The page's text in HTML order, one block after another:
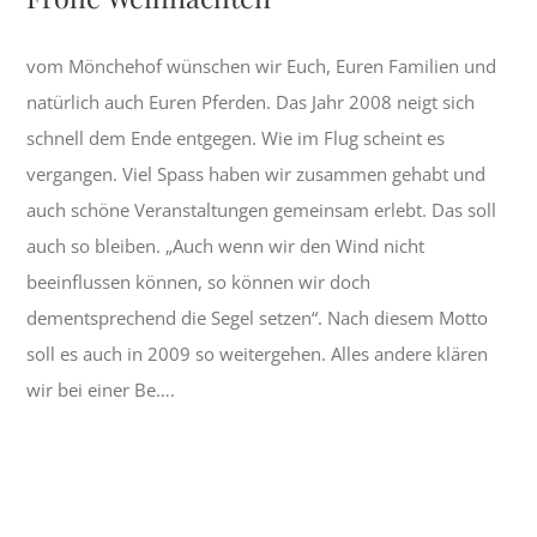
vom Mönchehof wünschen wir Euch, Euren Familien und
natürlich auch Euren Pferden. Das Jahr 2008 neigt sich
schnell dem Ende entgegen. Wie im Flug scheint es
vergangen. Viel Spass haben wir zusammen gehabt und
auch schöne Veranstaltungen gemeinsam erlebt. Das soll
auch so bleiben. „Auch wenn wir den Wind nicht
beeinflussen können, so können wir doch
dementsprechend die Segel setzen“. Nach diesem Motto
soll es auch in 2009 so weitergehen. Alles andere klären
wir bei einer Be….